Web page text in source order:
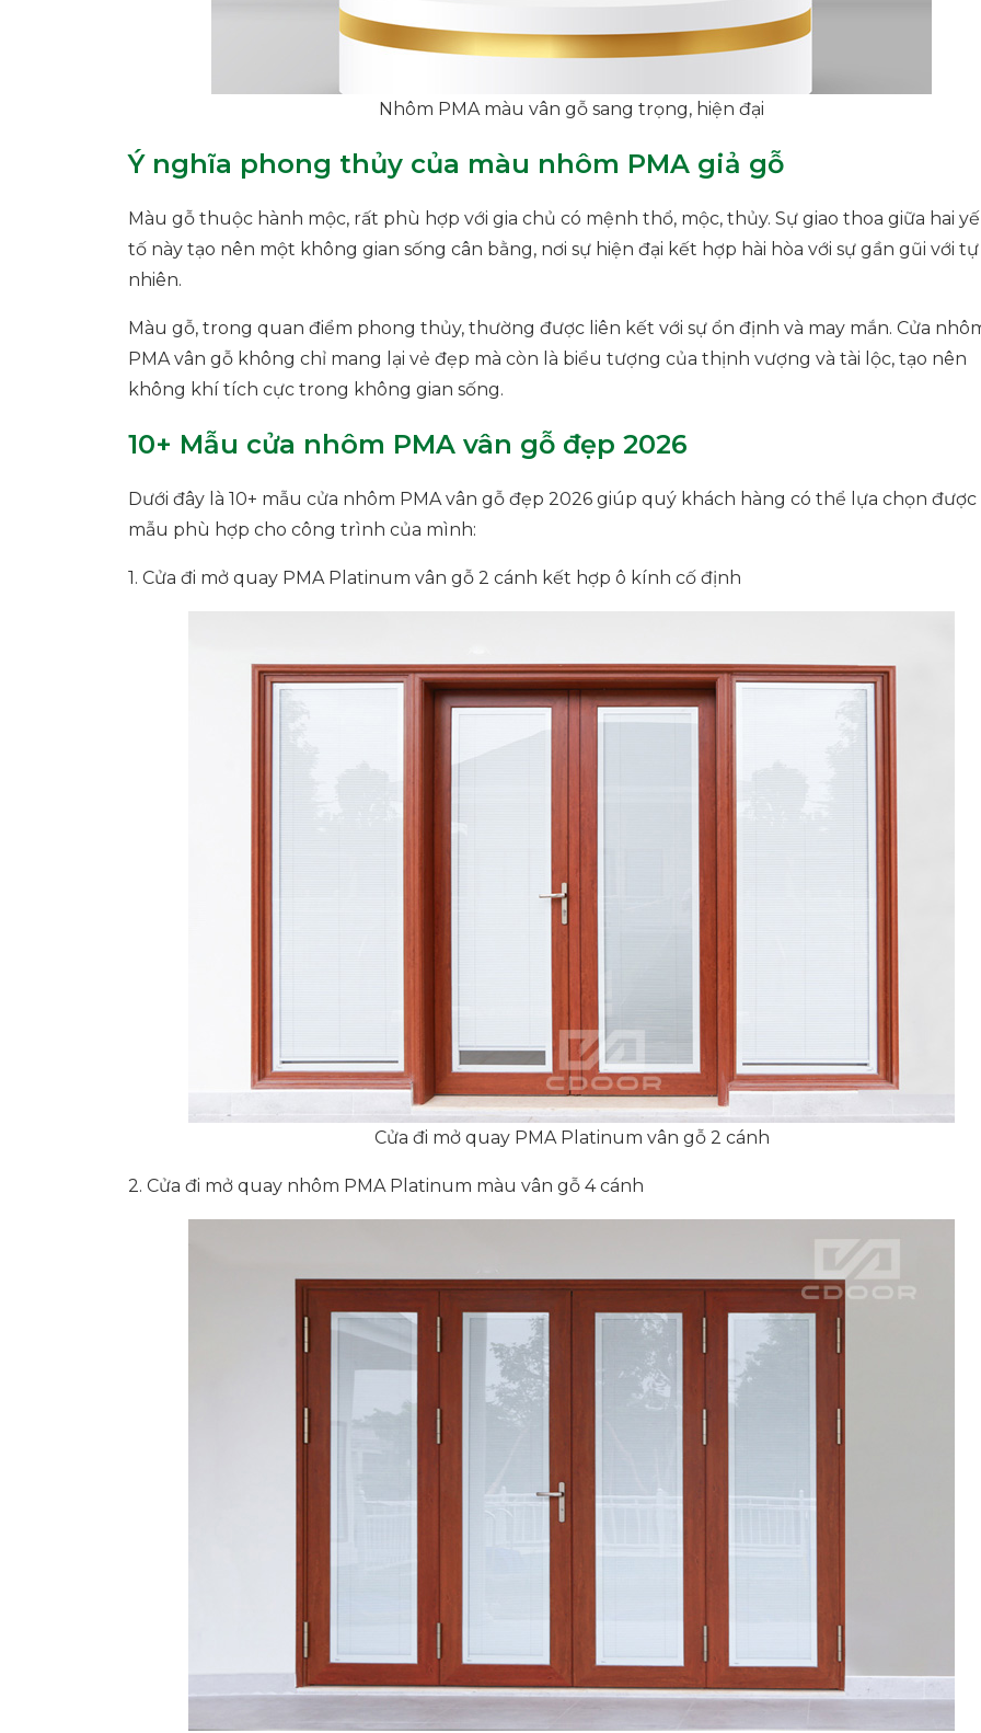
Nhôm PMA màu vân gỗ sang trọng, hiện đại
Ý nghĩa phong thủy của màu nhôm PMA giả gỗ
Màu gỗ thuộc hành mộc, rất phù hợp với gia chủ có mệnh thổ, mộc, thủy. Sự giao thoa giữa hai
tố này tạo nên một không gian sống cân bằng, nơi sự hiện đại kết hợp hài hòa với sự gần gũi với tự
nhiên.
Màu gỗ, trong quan điểm phong thủy, thường được liên kết với sự ổn định và may mắn. Cửa
PMA vân gỗ không chỉ mang lại vẻ đẹp mà còn là biểu tượng của thịnh vượng và tài lộc, tạo nên
không khí tích cực trong không gian sống.
10+ Mẫu cửa nhôm PMA vân gỗ đẹp 2026
Dưới đây là 10+ mẫu cửa nhôm PMA vân gỗ đẹp 2026 giúp quý khách hàng có thể lựa chọn được
mẫu phù hợp cho công trình của mình:
1. Cửa đi mở quay PMA Platinum vân gỗ 2 cánh kết hợp ô kính cố định
Cửa đi mở quay PMA Platinum vân gỗ 2 cánh
2. Cửa đi mở quay nhôm PMA Platinum màu vân gỗ 4 cánh